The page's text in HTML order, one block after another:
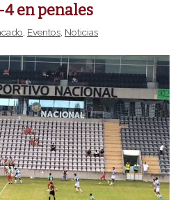
4 en penales
Eventos Noticias